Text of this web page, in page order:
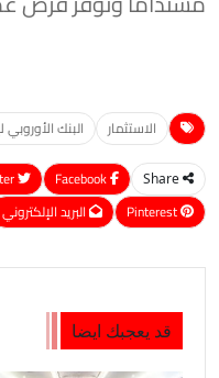
الاستثمار البنك الأوروبي
Share
Pinterest
البريد الإلكتروني
قد يعجبك ايضا